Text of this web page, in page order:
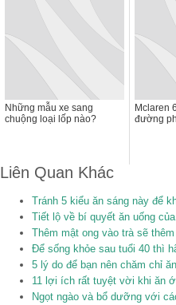
Những mẫu xe sang
chuộng loại lốp nào?
Mclaren
đường
Liên Quan Khác
Tránh 5 kiểu ăn sáng này để
Tiết lộ về bí quyết ăn uống
Thêm mật ong vào trà sẽ
Để sống khỏe sau tuổi 40 thì
5 lý do để bạn nên chăm chỉ
11 lợi ích rất tuyệt vời khi ăn
Ngọt ngào và bổ dưỡng với